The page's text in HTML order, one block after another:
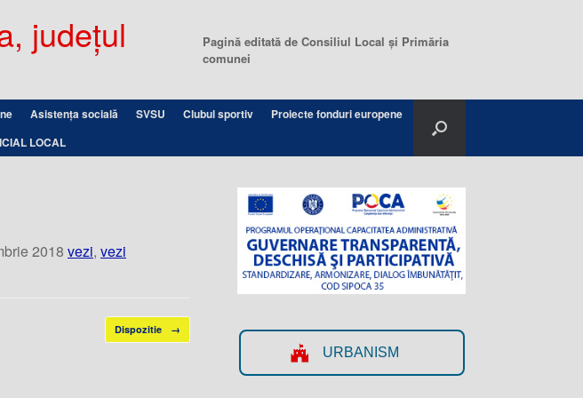
județul
Pagină editată de Consiliul Local şi Primăria
comunei
Asistența socială SVSU Clubul sportiv
Proiecte fonduri europene
LOCAL
2018 vezi, vezi
Dispozitie →
URBANISM